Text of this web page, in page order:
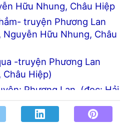
Hữu Nhung, Châu Hiệp
truyện Phương Lan
Nguyễn Hữu Nhung, Châu
-truyện Phương Lan
Châu Hiệp)
Phương Lan, (đọc: Hải
thơ Phan Bá Trình
)